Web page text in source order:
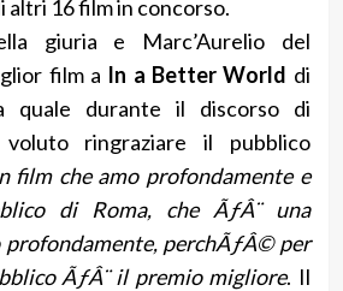
altri 16 film in concorso.
giuria e Marc’Aurelio del
film a In a Better World di
quale durante il discorso di
voluto ringraziare il pubblico
film che amo profondamente e
di Roma, che ÃƒÂ¨ una
perchÃƒÂ© per
ÃƒÂ¨ il premio migliore. Il